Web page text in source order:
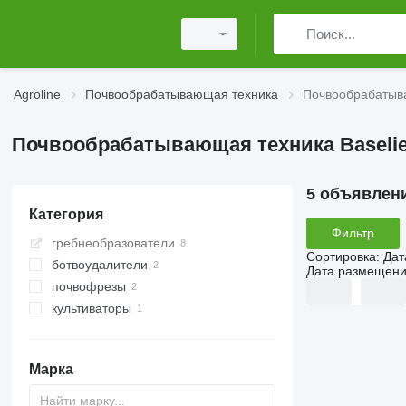
Agroline Почвообрабатывающая техника
Почвообрабатывающая техника
Категория
гребнеобразователи
ботвоудалители
почвофрезы
культиваторы
Марка
5
Фильтр
Сортировка:
Дата